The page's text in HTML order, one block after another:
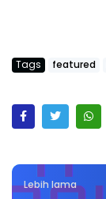
Tags featured
Lebih lama